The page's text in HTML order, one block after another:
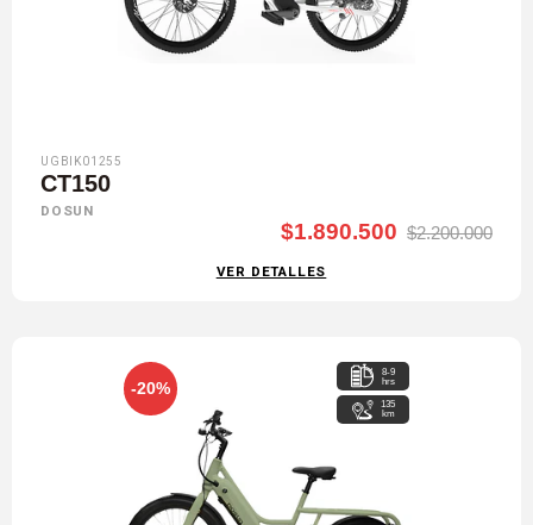
UGBIK01255
CT150
DOSUN
$1.890.500 $2.200.000
VER DETALLES
-20%
8-9
hrs
135
km